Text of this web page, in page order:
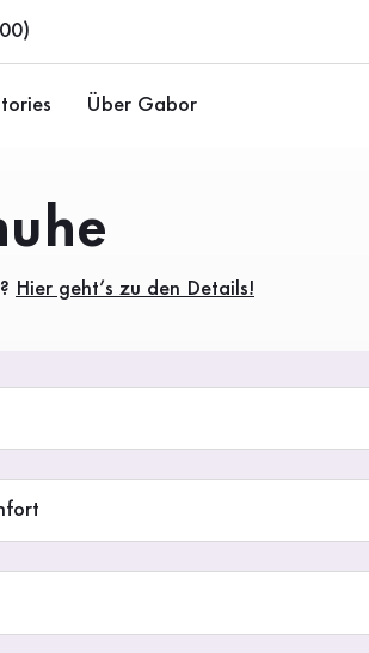
Über Gabor
Gabor Stores
Hier geht’s zu den Details!